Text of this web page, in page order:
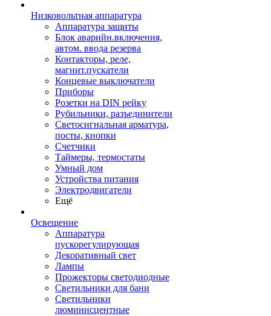
Низковольтная аппаратура
Аппаратура защиты
Блок аварийн.включения,
автом. ввода резерва
Контакторы, реле,
магнит.пускатели
Концевые выключатели
Приборы
Розетки на DIN рейку
Рубильники, разъединители
Светосигнальная арматура,
посты, кнопки
Счетчики
Таймеры, термостаты
Умный дом
Устройства питания
Электродвигатели
Ещё
Освещение
Аппаратура
пускорегулирующая
Декоративный свет
Лампы
Прожекторы светодиодные
Светильники для бани
Светильники
люминисцентные